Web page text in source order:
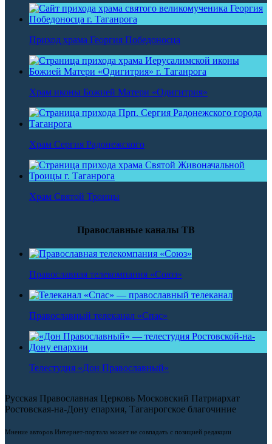
Приход храма Георгия Победоносца
Храм иконы Божией Матери «Одигитрия»
Храм Сергия Радонежского
Храм Святой Троицы
Православные каналы ТВ
Православная телекомпания «Союз»
Православный телеканал «Спас»
Телестудия «Дон Православный»
Русская Православная Церковь Московский Патриархат
Ростовская-на-Дону епархия, Таганрогское благочиние
Мнение авторов Интернет-портала может не совпадать с позицией редакции